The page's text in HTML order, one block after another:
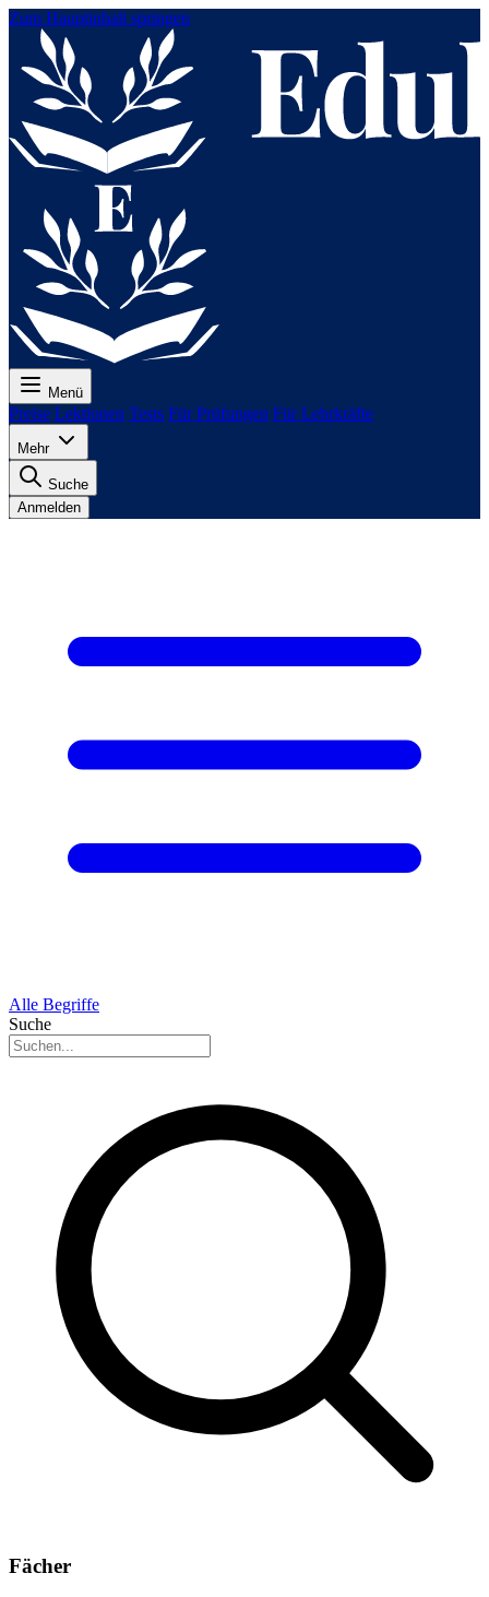
Zum Hauptinhalt springen
Menü
Preise Lektionen Tests Für Prüfungen Für Lehrkräfte
Mehr
Suche
Anmelden
Alle Begriffe
Suche
Fächer